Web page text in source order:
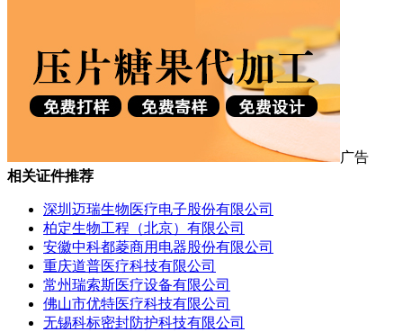
广告
相关证件推荐
深圳迈瑞生物医疗电子股份有限公司
柏定生物工程（北京）有限公司
安徽中科都菱商用电器股份有限公司
重庆道普医疗科技有限公司
常州瑞索斯医疗设备有限公司
佛山市优特医疗科技有限公司
无锡科标密封防护科技有限公司